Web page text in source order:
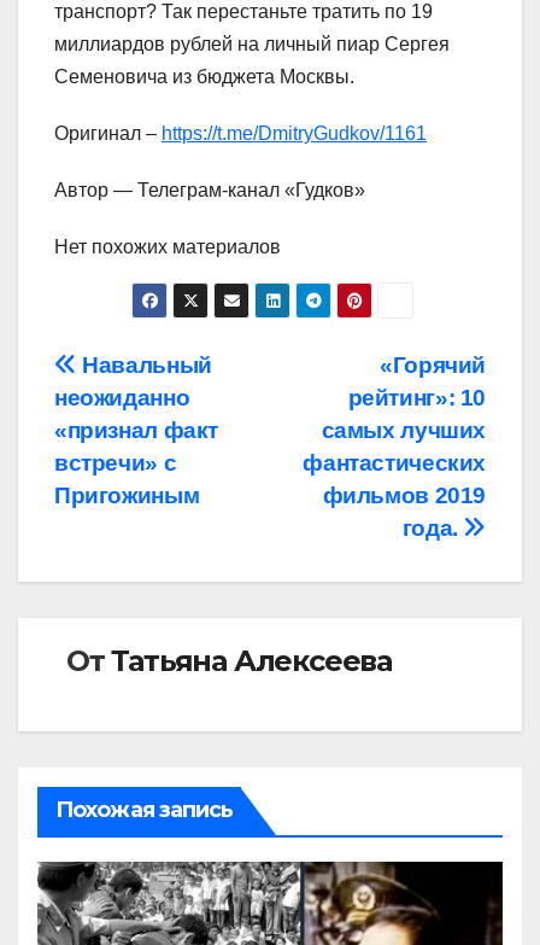
транспорт? Так перестаньте тратить по 19
миллиардов рублей на личный пиар Сергея
Семеновича из бюджета Москвы.
Оригинал – https://t.me/DmitryGudkov/1161
Автор — Телеграм-канал «Гудков»
Нет похожих материалов
Навигация
по
записям
«Горячий
рейтинг»: 10
самых лучших
фантастических
фильмов 2019
года.
Навальный
неожиданно
«признал факт
встречи» с
Пригожиным
ОтТатьяна Алексеева
Похожая запись